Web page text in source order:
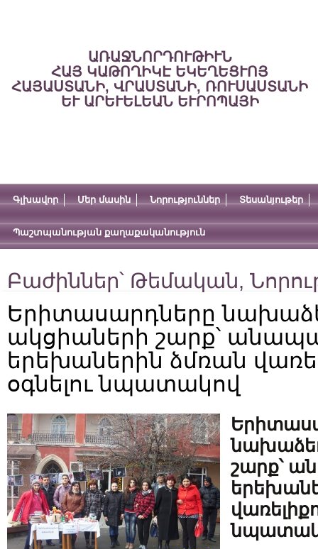
ԱՌԱՋՆՈՐԴՈՒԹԻՒՆ
ՀԱՅ ԿԱԹՈՂԻԿԷ ԵԿԵՂԵՑՒՈՅ
ՀԱՅԱՍՏԱՆԻ, ՎՐԱՍՏԱՆԻ, ՌՈՒՍԱՍՏԱՆԻ
ԵՒ ԱՐԵՒԵԼԵԱՆ ԵՒՐՈՊԱՅԻ
Գլխավոր Մեր մասին Նորություններ Տեսանյութեր
Պաշտպանության քաղաքականություն
Բաժիններ՝ Թեմական,
Երիտասարդները
ակցիաների շարք՝
երեխաներին ձմռան
օգնելու նպատակով
շարք՝